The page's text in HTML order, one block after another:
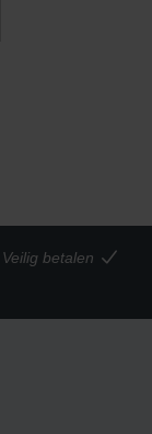
Veilig betalen